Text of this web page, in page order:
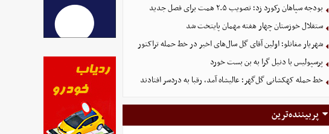
بودجه سپاهان رکورد زد؛ تصویب ۲.۵ همت برای فصل جدید
ستقلال خوزستان چهار هفته مهمان پایتخت شد
شهریار مغانلو؛ اولین آقای گل سال‌های اخیر در خط حمله تراکتور
پرسپولیس با دنیل گرا به بن بست خورد
خط حمله کهکشانی گل‌گهر؛ عالیشاه آمد، رقبا به دردسر افتادند
پربیننده‌ترین